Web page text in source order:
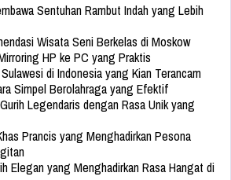
Sentuhan Rambut Indah yang Lebih
Wisata Seni Berkelas di Moskow
HP ke PC yang Praktis
di Indonesia yang Kian Terancam
Simpel Berolahraga yang Efektif
Legendaris dengan Rasa Unik yang
Prancis yang Menghadirkan Pesona
Elegan yang Menghadirkan Rasa Hangat di